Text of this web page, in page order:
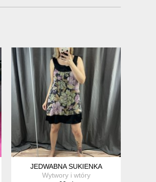
JEDWABNA SUKIENKA
Wytwory i wtóry